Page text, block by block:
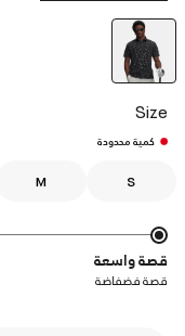
Size
كمية محدودة
S
M
قصة واسعة
قصة فضفاضة